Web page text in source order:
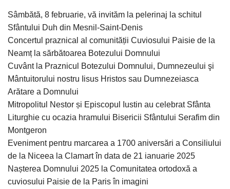
Sâmbătă, 8 februarie, vă invităm la pelerinaj la schitul
Sfântului Duh din Mesnil-Saint-Denis
Concertul praznical al comunității Cuviosului Paisie de la
Neamț la sărbătoarea Botezului Domnului
Cuvânt la Praznicul Botezului Domnului, Dumnezeului şi
Mântuitorului nostru Iisus Hristos sau Dumnezeiasca
Arătare a Domnului
Mitropolitul Nestor și Episcopul Iustin au celebrat Sfânta
Liturghie cu ocazia hramului Bisericii Sfântului Serafim din
Montgeron
Eveniment pentru marcarea a 1700 aniversări a Consiliului
de la Niceea la Clamart în data de 21 ianuarie 2025
Nașterea Domnului 2025 la Comunitatea ortodoxă a
cuviosului Paisie de la Paris în imagini